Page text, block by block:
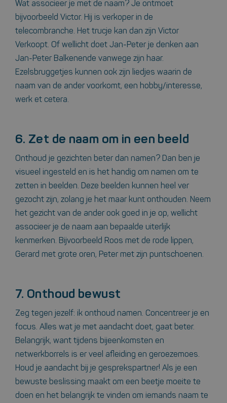
Wat associeer je met de naam? Je ontmoet
bijvoorbeeld Victor. Hij is verkoper in de
telecombranche. Het trucje kan dan zijn Victor
Verkoopt. Of wellicht doet Jan-Peter je denken aan
Jan-Peter Balkenende vanwege zijn haar.
Ezelsbruggetjes kunnen ook zijn liedjes waarin de
naam van de ander voorkomt, een hobby/interesse,
werk et cetera.
6. Zet de naam om in een beeld
Onthoud je gezichten beter dan namen? Dan ben je
visueel ingesteld en is het handig om namen om te
zetten in beelden. Deze beelden kunnen heel ver
gezocht zijn, zolang je het maar kunt onthouden. Neem
het gezicht van de ander ook goed in je op, wellicht
associeer je de naam aan bepaalde uiterlijk
kenmerken. Bijvoorbeeld Roos met de rode lippen,
Gerard met grote oren, Peter met zijn puntschoenen.
7. Onthoud bewust
Zeg tegen jezelf: ik onthoud namen. Concentreer je en
focus. Alles wat je met aandacht doet, gaat beter.
Belangrijk, want tijdens bijeenkomsten en
netwerkborrels is er veel afleiding en geroezemoes.
Houd je aandacht bij je gesprekspartner! Als je een
bewuste beslissing maakt om een beetje moeite te
doen en het belangrijk te vinden om iemands naam te